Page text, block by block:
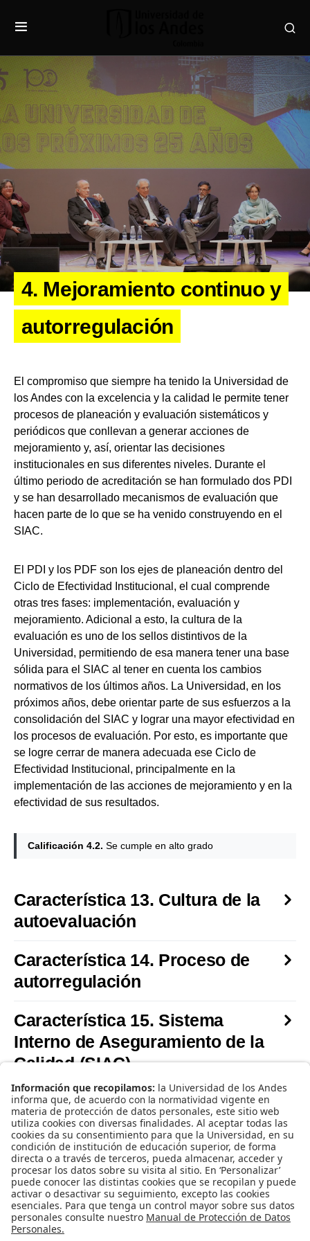
4. Mejoramiento continuo y
autorregulación
El compromiso que siempre ha tenido la Universidad de
los Andes con la excelencia y la calidad le permite tener
procesos de planeación y evaluación sistemáticos y
periódicos que conllevan a generar acciones de
mejoramiento y, así, orientar las decisiones
institucionales en sus diferentes niveles. Durante el
último periodo de acreditación se han formulado dos PDI
y se han desarrollado mecanismos de evaluación que
hacen parte de lo que se ha venido construyendo en el
SIAC.
El PDI y los PDF son los ejes de planeación dentro del
Ciclo de Efectividad Institucional, el cual comprende
otras tres fases: implementación, evaluación y
mejoramiento. Adicional a esto, la cultura de la
evaluación es uno de los sellos distintivos de la
Universidad, permitiendo de esa manera tener una base
sólida para el SIAC al tener en cuenta los cambios
normativos de los últimos años. La Universidad, en los
próximos años, debe orientar parte de sus esfuerzos a la
consolidación del SIAC y lograr una mayor efectividad en
los procesos de evaluación. Por esto, es importante que
se logre cerrar de manera adecuada ese Ciclo de
Efectividad Institucional, principalmente en la
implementación de las acciones de mejoramiento y en la
efectividad de sus resultados.
Calificación 4.2. Se cumple en alto grado
Característica 13. Cultura de la
autoevaluación
Característica 14. Proceso de
autorregulación
Característica 15. Sistema
Interno de Aseguramiento de la
Calidad (SIAC)
Característica 16. Evaluación de
directivas, profesores y personal
administrativo